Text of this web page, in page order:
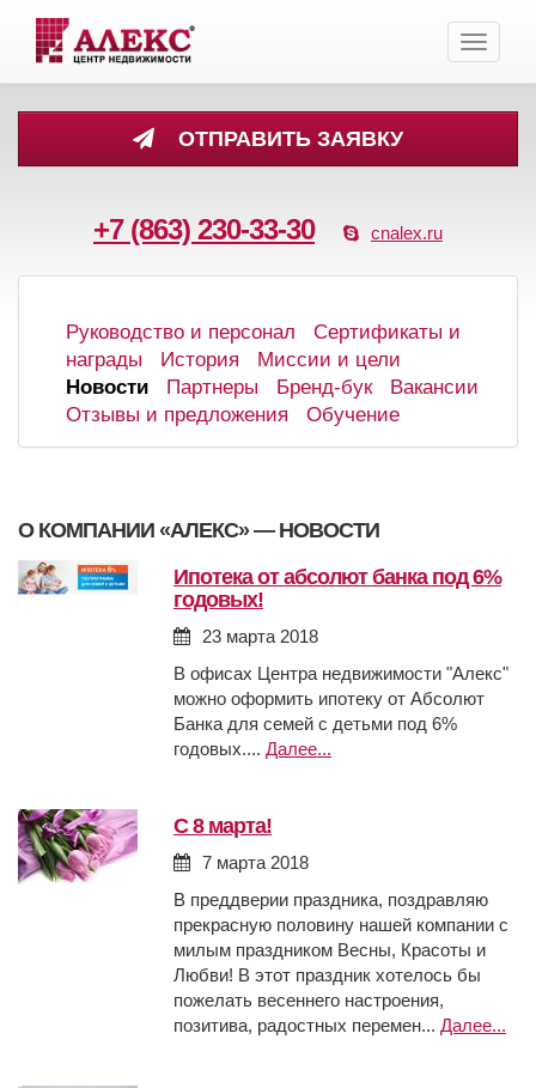
ОТПРАВИТЬ ЗАЯВКУ
+7 (863) 230-33-30 cnalex.ru
Toggle
Руководство и персонал
Сертификаты и
награды
История
Миссии и цели
Новости
Партнеры Бренд-бук
Вакансии
Отзывы и предложения
Обучение
О КОМПАНИИ «АЛЕКС» — НОВОСТИ
ипотека от абсолют банка под 6%
годовых!
23 марта 2018
В офисах Центра недвижимости "Алекс"
можно оформить ипотеку от Абсолют
Банка для семей с детьми под 6%
годовых.... Далее...
c 8 марта!
7 марта 2018
В преддверии праздника, поздравляю
прекрасную половину нашей компании с
милым праздником Весны, Красоты и
Любви! В этот праздник хотелось бы
пожелать весеннего настроения,
позитива, радостных перемен... Далее...